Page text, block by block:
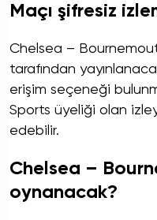
Maçı şifresiz
Chelsea –
tarafından
erişim seçeneği
Sports üyeliği olan
edebilir.
Chelsea –
oynanacak?